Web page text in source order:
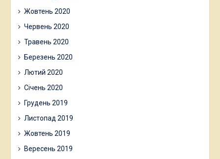
Жовтень 2020
Червень 2020
Травень 2020
Березень 2020
Лютий 2020
Січень 2020
Грудень 2019
Листопад 2019
Жовтень 2019
Вересень 2019